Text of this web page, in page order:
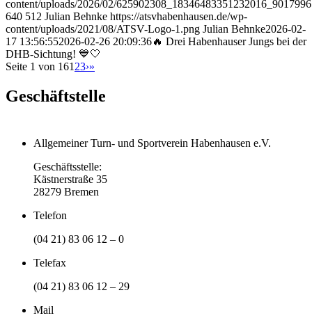
content/uploads/2026/02/
640 512 Julian Behnke https://atsvhabenhausen.de/wp-
content/uploads/2021/08/ATSV-Logo-1.png Julian Behnke2026-02-
17 13:56:552026-02-26 20:09:36🔥 Drei Habenhauser Jungs bei der
DHB-Sichtung! 💙🤍
Seite 1 von 161 23›»
Geschäftstelle
Allgemeiner Turn- und Sportverein Habenhausen e.V.
Geschäftsstelle:
Kästnerstraße 35
28279 Bremen
Telefon
(04 21) 83 06 12 – 0
Telefax
(04 21) 83 06 12 – 29
Mail